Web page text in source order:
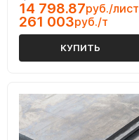
14 798.87руб./лист
261 003руб./т
КУПИТЬ